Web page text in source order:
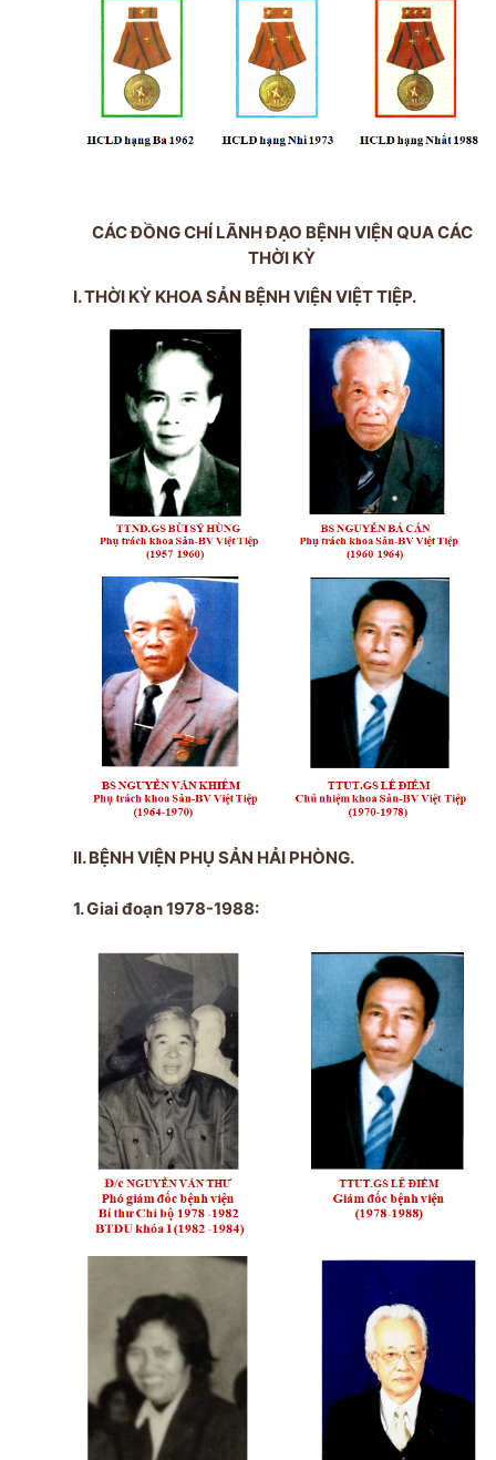
CÁC ĐỒNG CHÍ LÃNH ĐẠO BỆNH VIỆN QUA CÁC
THỜI KỲ
I. THỜI KỲ KHOA SẢN BỆNH VIỆN VIỆT TIỆP.
II. BỆNH VIỆN PHỤ SẢN HẢI PHÒNG.
1. Giai đoạn 1978-1988: